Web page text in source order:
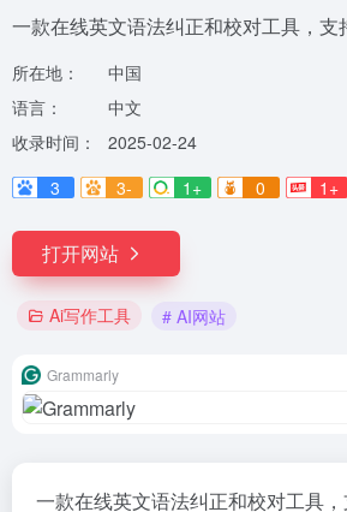
一款在线英文语法纠正和校对工具，支
所在地：
中国
语言：
中文
收录时间：
2025-02-24
3
3- 1+ 0 1+
打开网站
Ai写作工具 # AI网站
Grammarly
一款在线英文语法纠正和校对工具